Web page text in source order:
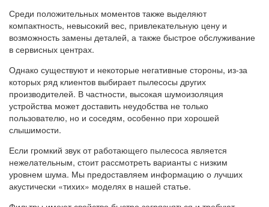
Среди положительных моментов также выделяют
компактность, невысокий вес, привлекательную цену и
возможность замены деталей, а также быстрое обслуживание
в сервисных центрах.
Однако существуют и некоторые негативные стороны, из-за
которых ряд клиентов выбирает пылесосы других
производителей. В частности, высокая шумоизоляция
устройства может доставить неудобства не только
пользователю, но и соседям, особенно при хорошей
слышимости.
Если громкий звук от работающего пылесоса является
нежелательным, стоит рассмотреть варианты с низким
уровнем шума. Мы предоставляем информацию о лучших
акустически «тихих» моделях в нашей статье.